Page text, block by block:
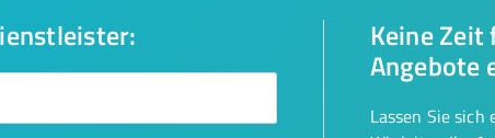
Keine Zeit
Angebote
Lassen Sie